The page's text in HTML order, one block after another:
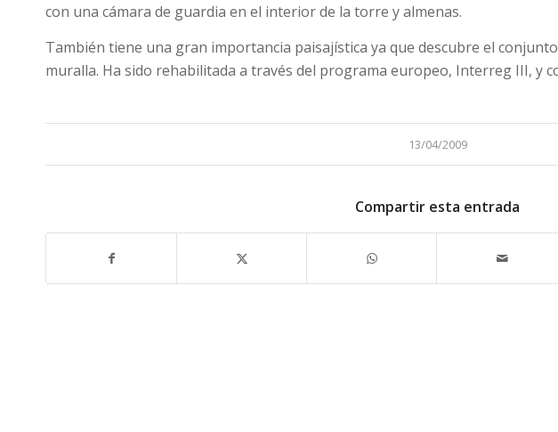
con una cámara de guardia en el interior de la torre y almenas.
También tiene una gran importancia paisajística ya que descubre el
muralla. Ha sido rehabilitada a través del programa europeo, Interreg III, y
13/04/2009
Compartir esta entrada